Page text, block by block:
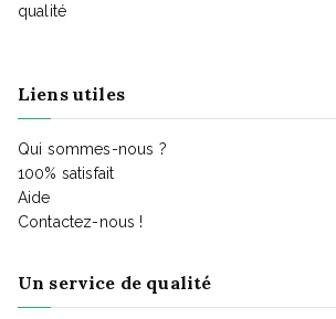
qualité
Liens utiles
Qui sommes-nous ?
100% satisfait
Aide
Contactez-nous !
Un service de qualité